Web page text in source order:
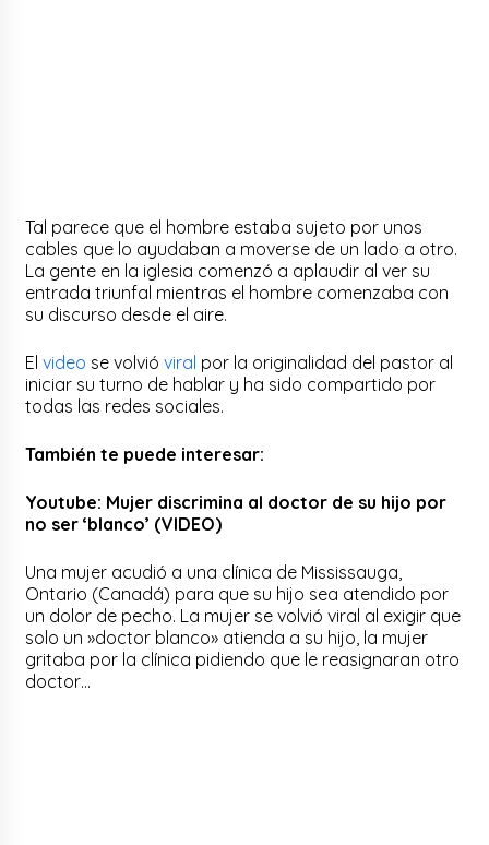
Tal parece que el hombre estaba sujeto por unos
cables que lo ayudaban a moverse de un lado a otro.
La gente en la iglesia comenzó a aplaudir al ver su
entrada triunfal mientras el hombre comenzaba con
su discurso desde el aire.
Elvideo se volvióviral por la originalidad del pastor al
iniciar su turno de hablar y ha sido compartido por
todas las redes sociales.
También te puede interesar:
Youtube: Mujer discrimina al doctor de su hijo por
no ser ‘blanco’ (VIDEO)
Una mujer acudió a una clínica de Mississauga,
Ontario (Canadá) para que su hijo sea atendido por
un dolor de pecho. La mujer se volvió viral al exigir que
solo un »doctor blanco» atienda a su hijo, la mujer
gritaba por la clínica pidiendo que le reasignaran otro
doctor…